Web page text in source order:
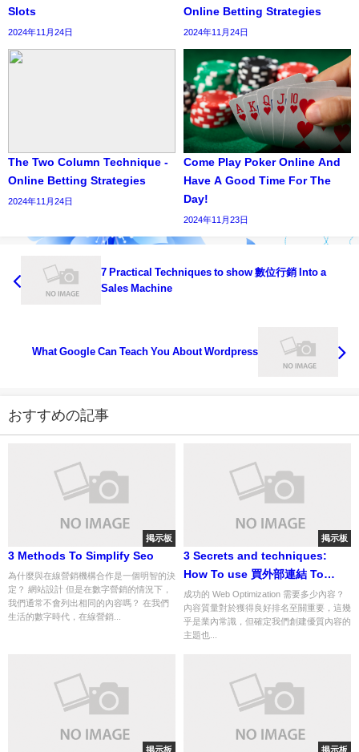
Slots
2024年11月24日
Online Betting Strategies
2024年11月24日
The Two Column Technique -
Online Betting Strategies
2024年11月24日
Come Play Poker Online And
Have A Good Time For The
Day!
2024年11月23日
7 Practical Techniques to show 數位行銷 Into a
Sales Machine
What Google Can Teach You About Wordpress
おすすめの記事
掲示板
3 Methods To Simplify Seo
為什麼與在線營銷機構合作是一個明智的決
定？ 網站設計 但是在數字營銷的情況下，
我們通常不會列出相同的內容嗎？ 在我們
生活的數字時代，在線營銷...
掲示板
3 Secrets and techniques:
How To use 買外部連結 To
Create A Successful
Business(Product)
成功的 Web Optimization 需要多少內容？
內容質量對於獲得良好排名至關重要，這幾
乎是業內常識，但確定我們創建優質內容的
主題也...
掲示板 掲示板